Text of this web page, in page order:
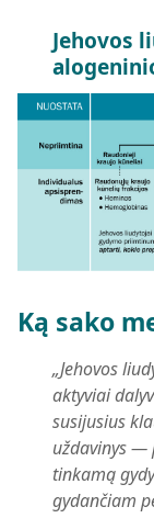
Jehovos
Ką sako
„Jehovos
aktyviai
susijusius
uždavinys —
tinkamą
gydančiam